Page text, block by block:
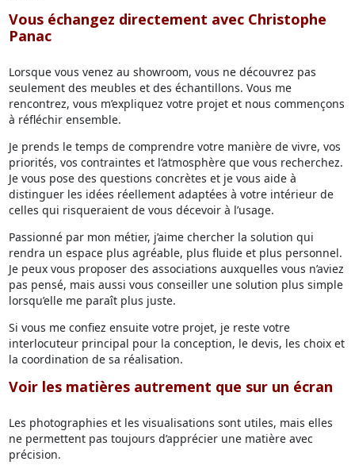
Vous échangez directement avec Christophe
Panac
Lorsque vous venez au showroom, vous ne découvrez pas
seulement des meubles et des échantillons. Vous me
rencontrez, vous m’expliquez votre projet et nous commençons
à réfléchir ensemble.
Je prends le temps de comprendre votre manière de vivre, vos
priorités, vos contraintes et l’atmosphère que vous recherchez.
Je vous pose des questions concrètes et je vous aide à
distinguer les idées réellement adaptées à votre intérieur de
celles qui risqueraient de vous décevoir à l’usage.
Passionné par mon métier, j’aime chercher la solution qui
rendra un espace plus agréable, plus fluide et plus personnel.
Je peux vous proposer des associations auxquelles vous n’aviez
pas pensé, mais aussi vous conseiller une solution plus simple
lorsqu’elle me paraît plus juste.
Si vous me confiez ensuite votre projet, je reste votre
interlocuteur principal pour la conception, le devis, les choix et
la coordination de sa réalisation.
Voir les matières autrement que sur un écran
Les photographies et les visualisations sont utiles, mais elles
ne permettent pas toujours d’apprécier une matière avec
précision.